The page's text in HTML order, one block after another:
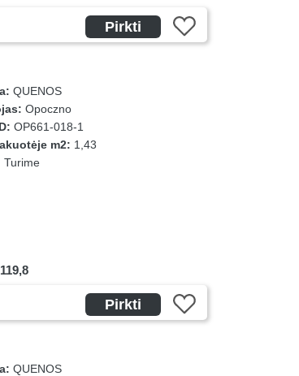
Pirkti
QUENOS
Opoczno
OP661-018-1
m2: 1,43
Turime
Pirkti
QUENOS